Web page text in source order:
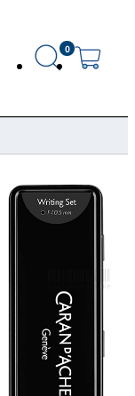
0